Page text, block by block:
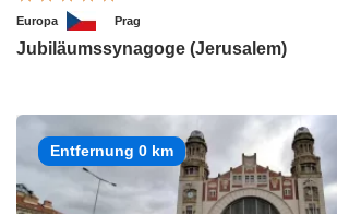
Europa Prag
Jubiläumssynagoge (Jerusalem)
Entfernung 0 km